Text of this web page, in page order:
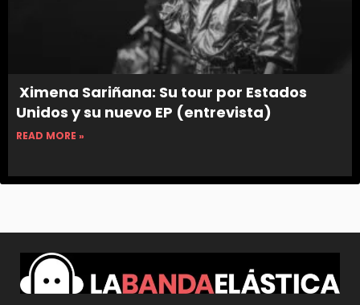
Ximena Sariñana: Su tour por Estados
Unidos y su nuevo EP (entrevista)
READ MORE »